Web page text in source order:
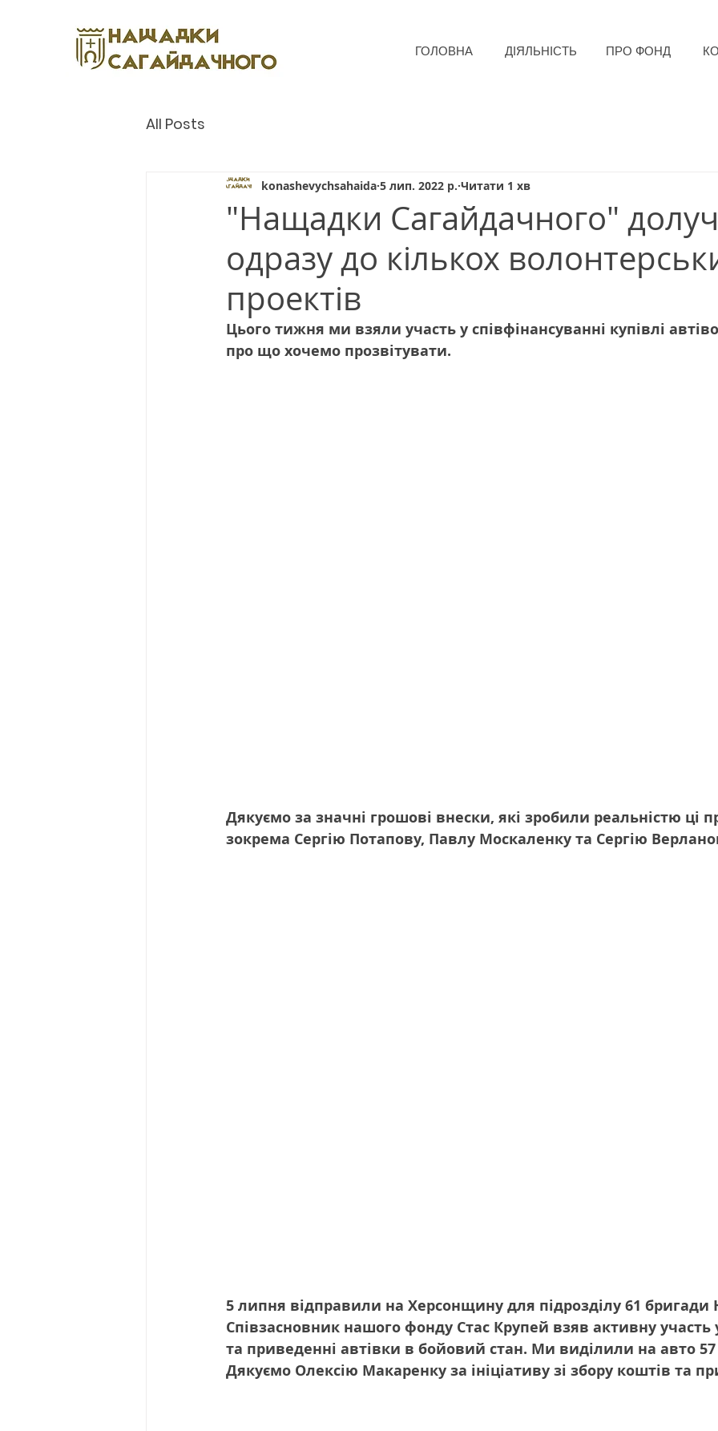
ГОЛОВНА ДІЯЛЬНІСТЬ ПРО ФОНД
All Posts
"Нащадки Сагайдачного"
одразу до кількох
проектів
konashevychsahaida 5 лип. 2022 р. Читати 1 хв
Цього тижня ми взяли участь у співфінансуванні купівлі
про що хочемо прозвітувати.
Дякуємо за значні грошові внески, які зробили реальністю ці
зокрема Сергію Потапову, Павлу Москаленку та Сергію
5 липня відправили на Херсонщину для підрозділу 61 бригади
Співзасновник нашого фонду Стас Крупей взяв активну участь
та приведенні автівки в бойовий стан. Ми виділили на авто 57
Дякуємо Олексію Макаренку за ініціативу зі збору коштів та